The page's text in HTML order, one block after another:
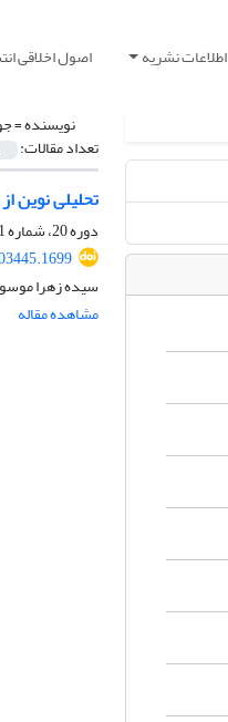
اطلاعات نشریه اصول اخلاقی
نویسنده =
تعداد مقالات:
تحلیلی نوین
دوره 20، شماره 1، شهریور 1402، صفحه
سیده زهرا
مشاهده مقاله